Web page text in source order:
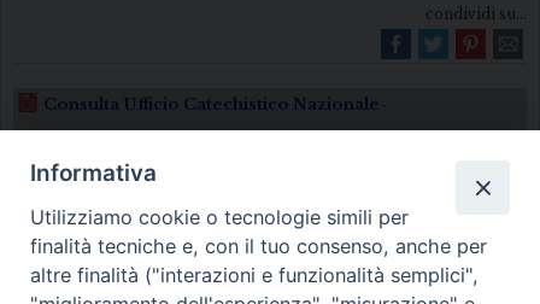
condividi su...
Consulta Ufficio Catechistico Nazionale-
Informativa
Utilizziamo cookie o tecnologie simili per
finalità tecniche e, con il tuo consenso, anche per
altre finalità ("interazioni e funzionalità semplici",